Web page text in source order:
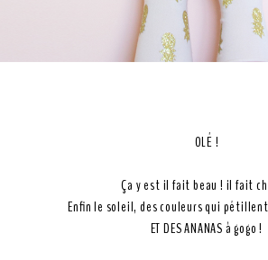
OLÉ !
Ça y est il fait beau ! il fait
Enfin le soleil, des couleurs qui
ET DES ANANAS à gogo !